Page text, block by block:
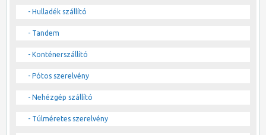
- Hulladék szállító
- Tandem
- Konténerszállító
- Pótos szerelvény
- Nehézgép szállító
- Túlméretes szerelvény